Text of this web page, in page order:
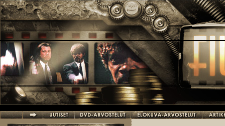
Hyppää pääsisältöön